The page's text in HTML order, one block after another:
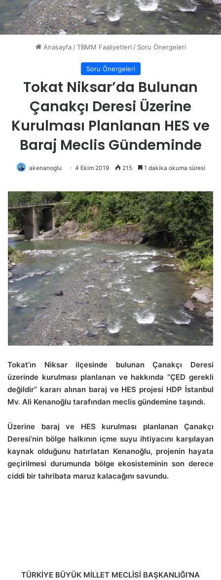
Anasayfa / TBMM Faaliyetleri / Soru Önergeleri
Soru Önergeleri
Tokat Niksar’da Bulunan
Çanakçı Deresi Üzerine
Kurulması Planlanan HES ve
Baraj Meclis Gündeminde
akenanoglu 4 Ekim 2019 215 1 dakika okuma süresi
Tokat’ın Niksar ilçesinde bulunan Çanakçı Deresi
üzerinde kurulması planlanan ve hakkında “ÇED gerekli
değildir” kararı alınan baraj ve HES projesi HDP İstanbul
Mv. Ali Kenanoğlu tarafından meclis gündemine taşındı.
Üzerine baraj ve HES kurulması planlanan Çanakçı
Deresi’nin bölge halkının içme suyu ihtiyacını karşılayan
kaynak olduğunu hatırlatan Kenanoğlu, projenin hayata
geçirilmesi durumunda bölge ekosisteminin son derece
ciddi bir tahribata maruz kalacağını savundu.
TÜRKİYE BÜYÜK MİLLET MECLİSİ BAŞKANLIĞI’NA